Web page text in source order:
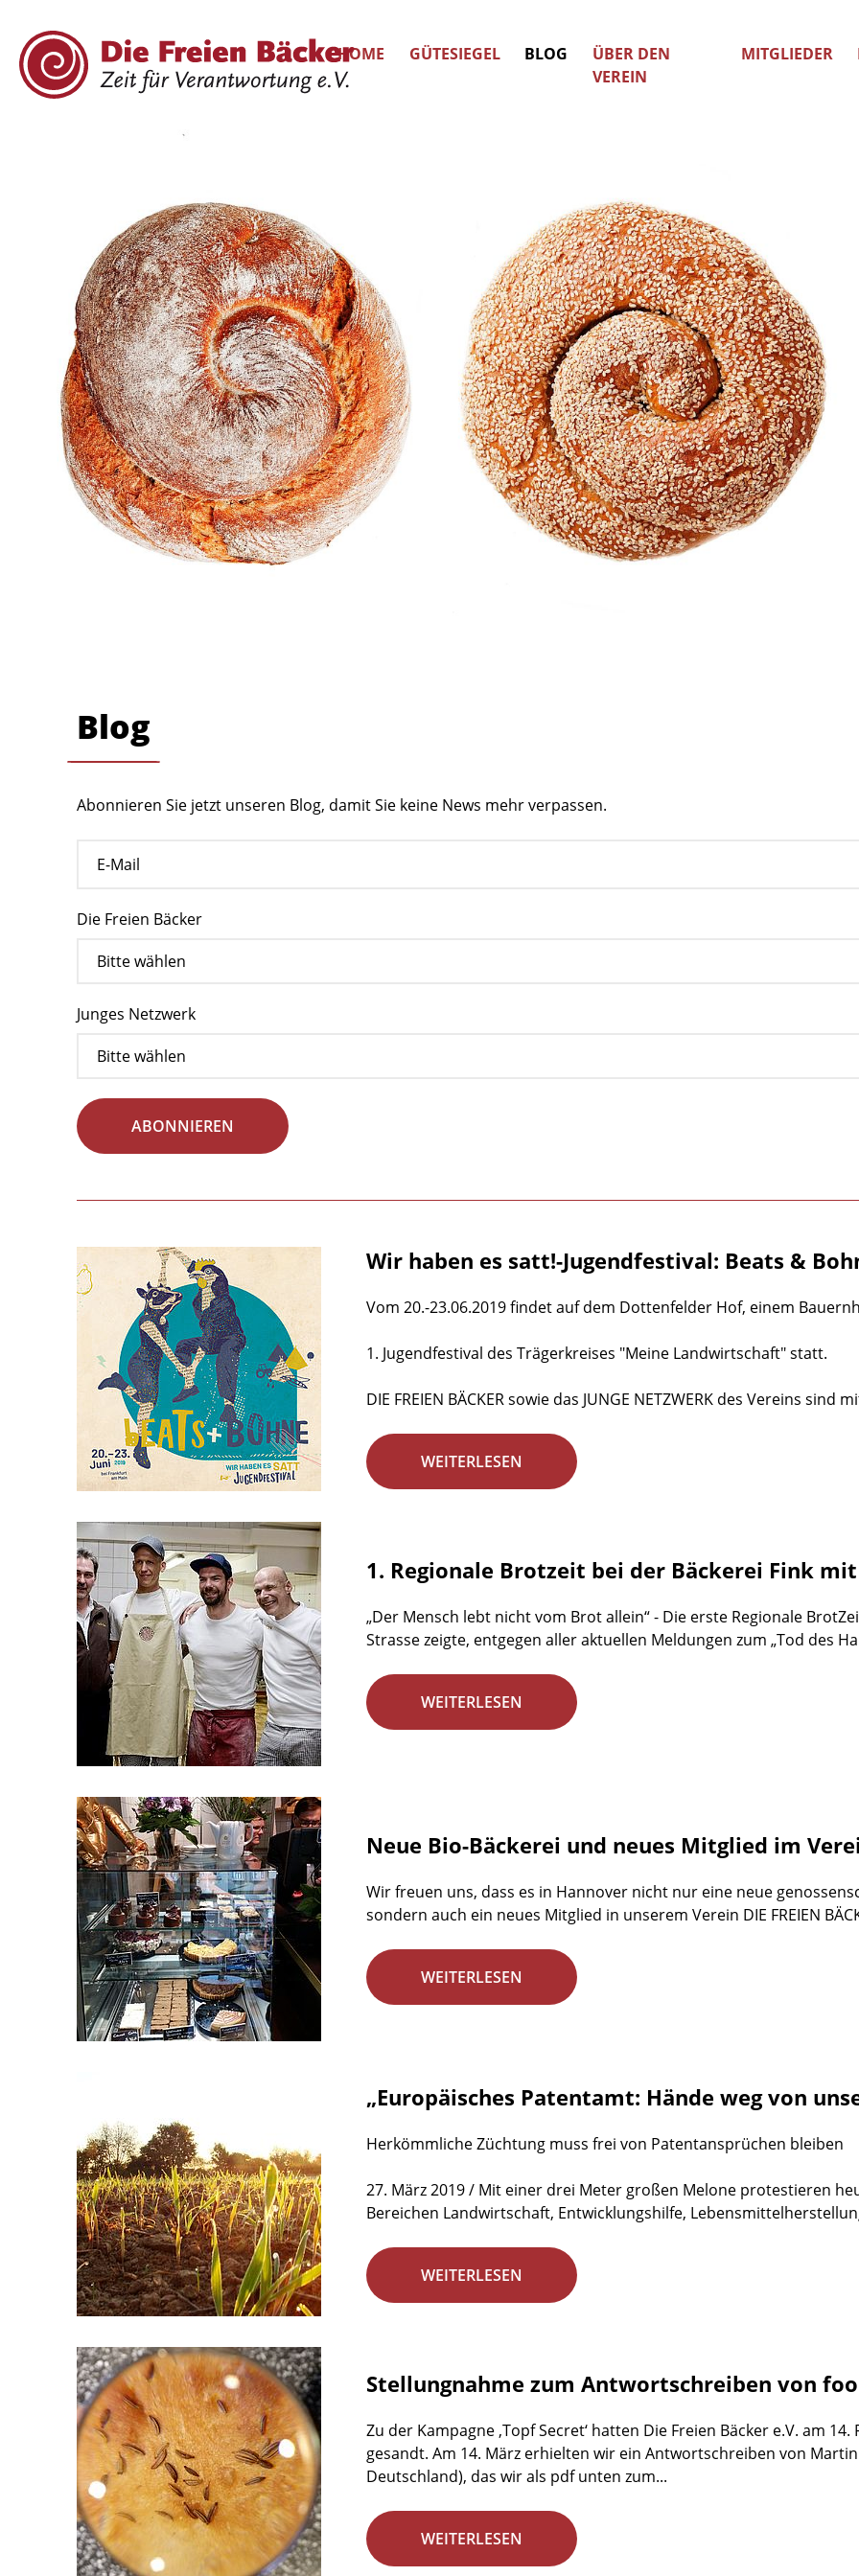
HOME GÜTESIEGEL BLOG
ÜBER DEN
VEREIN
MITGLIEDER
Blog
Abonnieren Sie jetzt unseren Blog, damit Sie keine News mehr verpassen.
Die Freien Bäcker
Junges Netzwerk
ABONNIEREN
Wir haben es satt!-Jugendfestival: Beats &
Vom 20.-23.06.2019 findet auf dem Dottenfelder Hof, einem
1. Jugendfestival des Trägerkreises "Meine Landwirtschaft" statt.
DIE FREIEN BÄCKER sowie das JUNGE NETZWERK des Vereins sind
WEITERLESEN
1. Regionale Brotzeit bei der Bäckerei Fink
„Der Mensch lebt nicht vom Brot allein“ - Die erste Regionale
Strasse zeigte, entgegen aller aktuellen Meldungen zum „Tod des
WEITERLESEN
Neue Bio-Bäckerei und neues Mitglied im
Wir freuen uns, dass es in Hannover nicht nur eine neue
sondern auch ein neues Mitglied in unserem Verein DIE FREIEN
WEITERLESEN
„Europäisches Patentamt: Hände weg von
Herkömmliche Züchtung muss frei von Patentansprüchen bleiben
27. März 2019 / Mit einer drei Meter großen Melone protestieren
Bereichen Landwirtschaft, Entwicklungshilfe,
WEITERLESEN
Stellungnahme zum Antwortschreiben von
Zu der Kampagne ‚Topf Secret‘ hatten Die Freien Bäcker e.V. am
gesandt. Am 14. März erhielten wir ein Antwortschreiben von
Deutschland), das wir als pdf unten zum...
WEITERLESEN